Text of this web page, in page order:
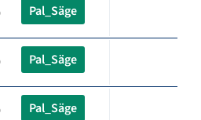
Pal_Säge
Pal_Säge
Pal_Säge